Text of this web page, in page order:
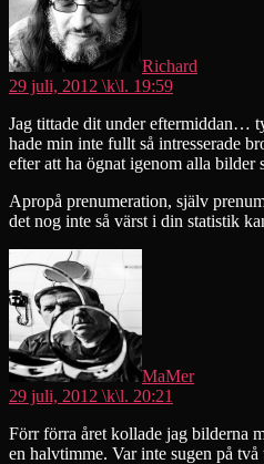
Richard
29 juli, 2012 \k\l. 19:59
Jag tittade dit under eftermiddan…
hade min inte fullt så intresserade
efter att ha ögnat igenom alla
Apropå prenumeration, själv
det nog inte så värst i din statistik
MaMer
29 juli, 2012 \k\l. 20:21
Förr förra året kollade jag bilderna
en halvtimme. Var inte sugen på